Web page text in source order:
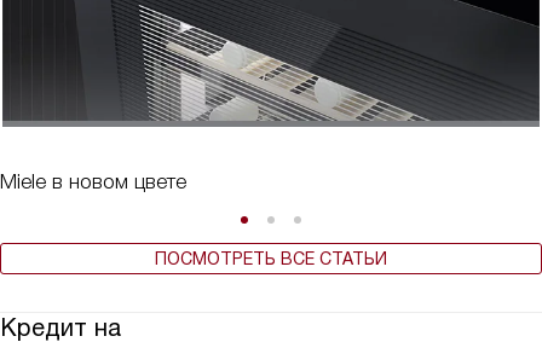
Miele в новом цвете
ПОСМОТРЕТЬ ВСЕ СТАТЬИ
Кредит на